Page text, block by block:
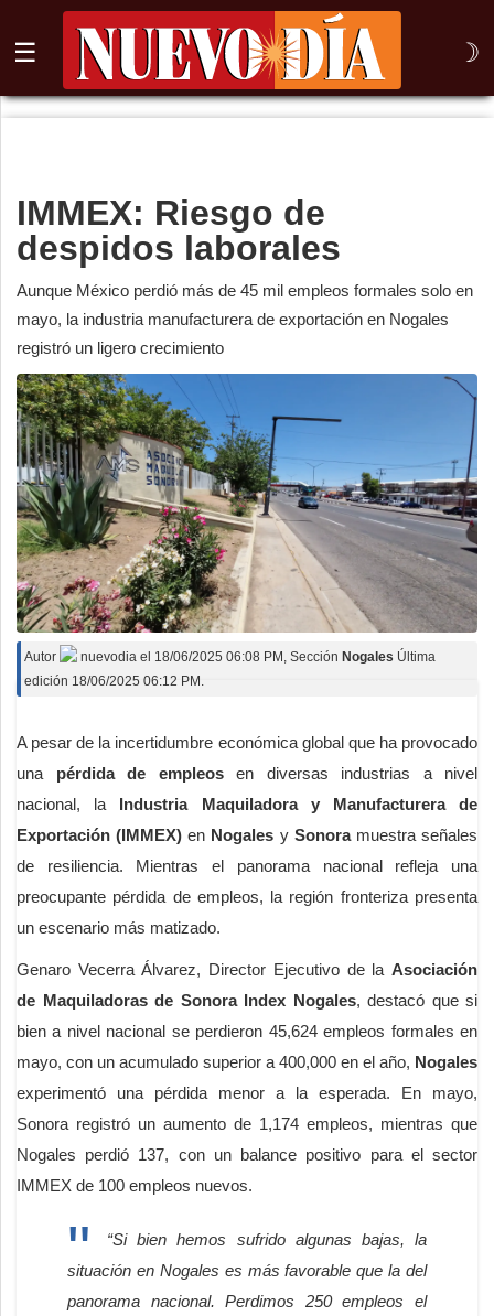
☰ ☽
⌕
Nogales
Columna
Sonora
México
Arizona
Internacional
Deportes
Espectáculos
Tecnología
Contacto
Edición Impresa
IMMEX: Riesgo de
despidos laborales
Aunque México perdió más de 45 mil empleos formales solo en
mayo, la industria manufacturera de exportación en Nogales
registró un ligero crecimiento
Autor nuevodia el 18/06/2025 06:08 PM , Sección Nogales Última
edición 18/06/2025 06:12 PM.
A pesar de la incertidumbre económica global que ha provocado
una pérdida de empleosen diversas industrias a nivel
nacional, la Industria Maquiladora y Manufacturera de
Exportación (IMMEX) en Nogales y Sonoramuestra señales
de resiliencia. Mientras el panorama nacional refleja una
preocupante pérdida de empleos, la región fronteriza presenta
un escenario más matizado.
Genaro Vecerra Álvarez, Director Ejecutivo de la Asociación
de Maquiladoras de Sonora Index Nogales, destacó que si
bien a nivel nacional se perdieron 45,624 empleos formales en
mayo, con un acumulado superior a 400,000 en el año, Nogales
experimentó una pérdida menor a la esperada. En mayo,
Sonora registró un aumento de 1,174 empleos, mientras que
Nogales perdió 137, con un balance positivo para el sector
IMMEX de 100 empleos nuevos.
“Si bien hemos sufrido algunas bajas, la
situación en Nogales es más favorable que la del
panorama nacional. Perdimos 250 empleos el